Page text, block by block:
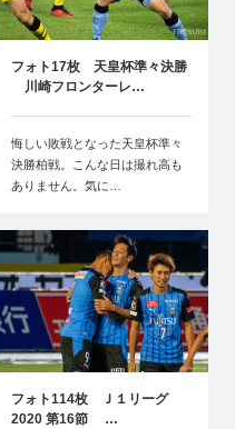
フォト17枚 天皇杯準々決勝
川崎フロンターレ…
悔しい敗戦となった天皇杯準々
決勝柏戦。こんな日は撮れ高も
ありません。気に…
フォト114枚 Ｊ１リーグ
2020 第16節 …